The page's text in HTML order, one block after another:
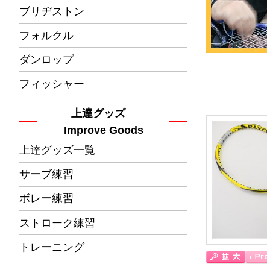
ブリヂストン
フォルクル
ダンロップ
フィッシャー
上達グッズ
Improve Goods
上達グッズ一覧
サーブ練習
ボレー練習
ストローク練習
トレーニング